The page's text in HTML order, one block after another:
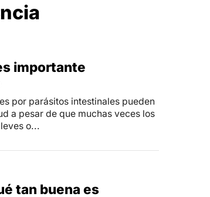
importante
por parásitos intestinales pueden
a pesar de que muchas veces los
o...
tan buena es